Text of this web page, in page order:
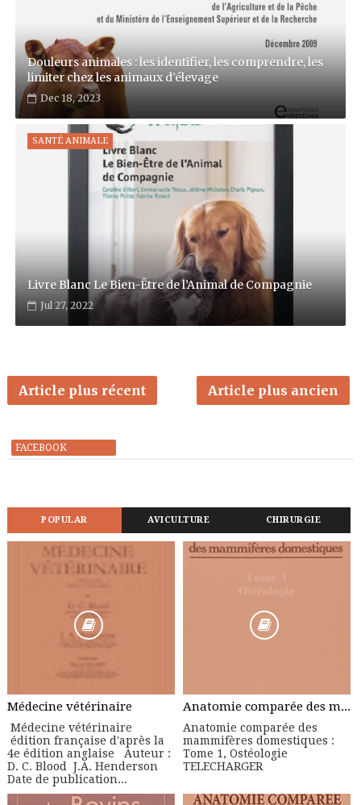
Douleurs animales : les identifier, les comprendre, les
limiter chez les animaux d’élevage
Dec 18, 2023
SANTÉ ANIMALE
Livre Blanc Le Bien-Être de l’Animal de Compagnie
Jul 27, 2022
Article plus récent Article plus ancien
FACEBOOK
POPULAR AVICULTURE CHIRURGIE
Médecine vétérinaire
Médecine vétérinaire
édition française d'après la
4e édition anglaise Auteur :
D. C. Blood J.A. Henderson
Date de publication...
Anatomie comparée des mammifères domestiques : Tome 1, Ostéologie
Anatomie comparée des
mammifères domestiques :
Tome 1, Ostéologie
TELECHARGER